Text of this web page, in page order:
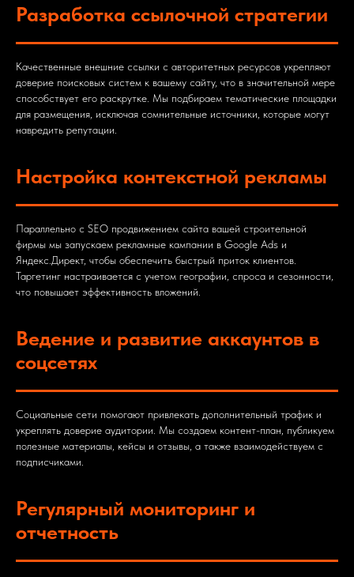
Разработка ссылочной стратегии
Качественные внешние ссылки с авторитетных ресурсов укрепляют
доверие поисковых систем к вашему сайту, что в значительной мере
способствует его раскрутке. Мы подбираем тематические площадки
для размещения, исключая сомнительные источники, которые могут
навредить репутации.
Настройка контекстной рекламы
Параллельно с SEO продвижением сайта вашей строительной
фирмы мы запускаем рекламные кампании в Google Ads и
Яндекс.Директ, чтобы обеспечить быстрый приток клиентов.
Таргетинг настраивается с учетом географии, спроса и сезонности,
что повышает эффективность вложений.
Ведение и развитие аккаунтов в
соцсетях
Социальные сети помогают привлекать дополнительный трафик и
укреплять доверие аудитории. Мы создаем контент-план, публикуем
полезные материалы, кейсы и отзывы, а также взаимодействуем с
подписчиками.
Регулярный мониторинг и
отчетность